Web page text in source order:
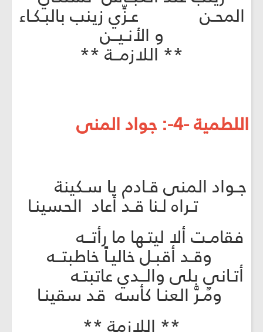
المحـن عـزِّي زينب بالبـكـاء
و الأنـيــن
** اللازمــة **
اللطمية -4-: جواد المنى
جـواد المنى قـادم يا سـكينة
تـراه لـنا قـد أعاد الحسينـا
فقامـت ألا ليتـها ما رأتــه
وقـد أقبـل خاليـاً خاطبتــه
أتـاني بلى والــدي عاتبتـه
ومُـرَّ العنـا كأسه قد سقينـا
** اللازمة **